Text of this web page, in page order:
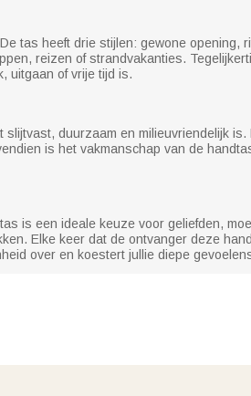
tas heeft drie stijlen: gewone opening,
reizen of strandvakanties.
uitgaan of vrije tijd is.
duurzaam en milieuvriendelijk
is het vakmanschap van de
is een ideale keuze voor geliefden,
Elke keer dat de ontvanger deze
over en koestert jullie diepe